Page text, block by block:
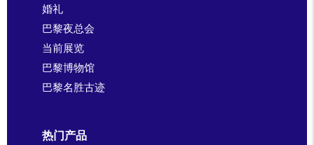
婚礼
巴黎夜总会
当前展览
巴黎博物馆
巴黎名胜古迹
热门产品